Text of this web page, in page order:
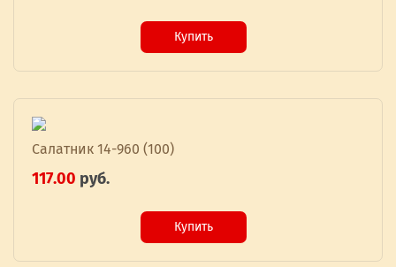
Купить
Салатник 14-960 (100)
117.00 руб.
Купить